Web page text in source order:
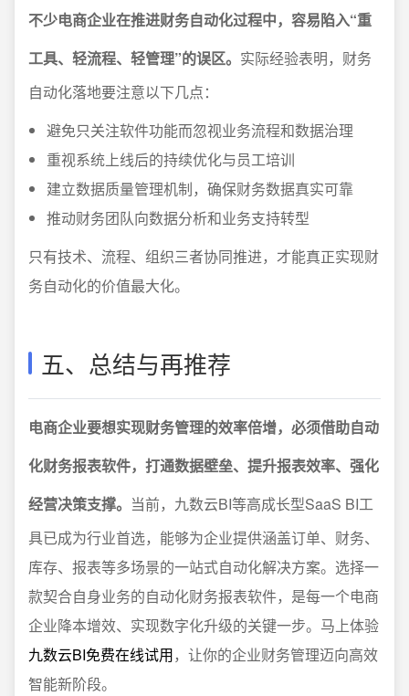
不少电商企业在推进财务自动化过程中，容易陷入“重
工具、轻流程、轻管理”的误区。 实际经验表明，财务
自动化落地要注意以下几点：
避免只关注软件功能而忽视业务流程和数据治理
重视系统上线后的持续优化与员工培训
建立数据质量管理机制，确保财务数据真实可靠
推动财务团队向数据分析和业务支持转型
只有技术、流程、组织三者协同推进，才能真正实现财
务自动化的价值最大化。
五、总结与再推荐
电商企业要想实现财务管理的效率倍增，必须借助自动
化财务报表软件，打通数据壁垒、提升报表效率、强化
经营决策支撑。 当前，九数云BI等高成长型SaaS BI工
具已成为行业首选，能够为企业提供涵盖订单、财务、
库存、报表等多场景的一站式自动化解决方案。选择一
款契合自身业务的自动化财务报表软件，是每一个电商
企业降本增效、实现数字化升级的关键一步。马上体验
九数云BI免费在线试用，让你的企业财务管理迈向高效
智能新阶段。